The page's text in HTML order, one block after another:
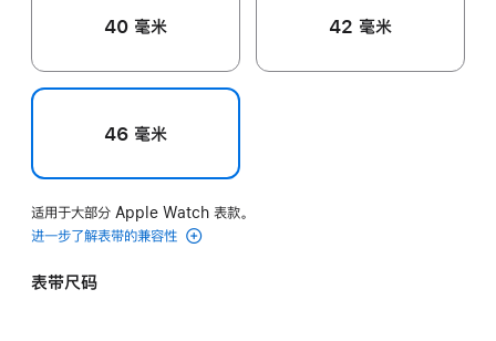
40 毫米 42 毫米
46 毫米
适用于大部分 Apple Watch 表款。
进一步了解表带的兼容性
表带尺码